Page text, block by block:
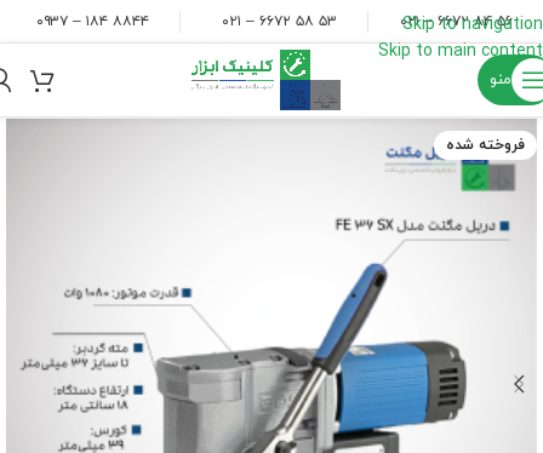
Skip to navigation
Skip to main content
۵۶ ۸۴ ۶۶۷۲ – ۰۲۱ ۵۳ ۵۸ ۶۶۷۲ – ۰۲۱ ۸۸۴۴ ۱۸۴ – ۰۹۳۷
منو
فروخته شده